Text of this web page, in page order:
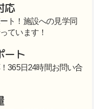
応
ト！施設への見学同
ています！
ート
365日24時間お問い合